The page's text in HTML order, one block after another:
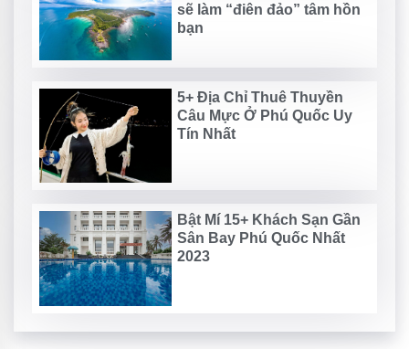
sẽ làm “điên đảo” tâm hồn
bạn
5+ Địa Chỉ Thuê Thuyền
Câu Mực Ở Phú Quốc Uy
Tín Nhất
Bật Mí 15+ Khách Sạn Gần
Sân Bay Phú Quốc Nhất
2023